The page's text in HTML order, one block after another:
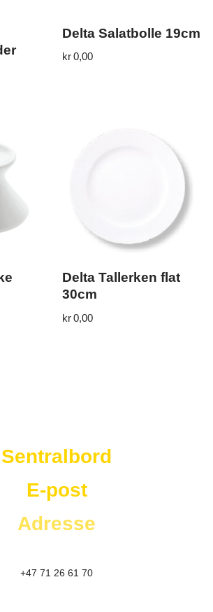
Delta Salatbolle 19cm
kr0,00
Delta Tallerken flat
30cm
kr0,00
Sentralbord
E-post
Adresse
+47 71 26 61 70